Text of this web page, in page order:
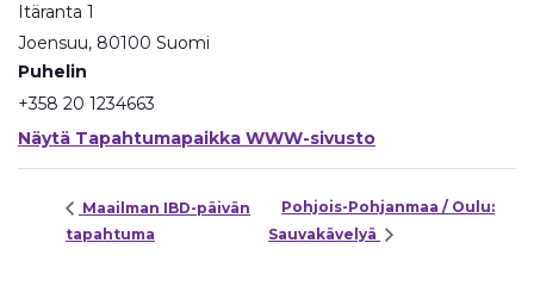
Itäranta 1
Joensuu, 80100 Suomi
Puhelin
+358 20 1234663
Näytä Tapahtumapaikka WWW-sivusto
Maailman IBD-päivän
tapahtuma
Pohjois-Pohjanmaa / Oulu:
Sauvakävelyä